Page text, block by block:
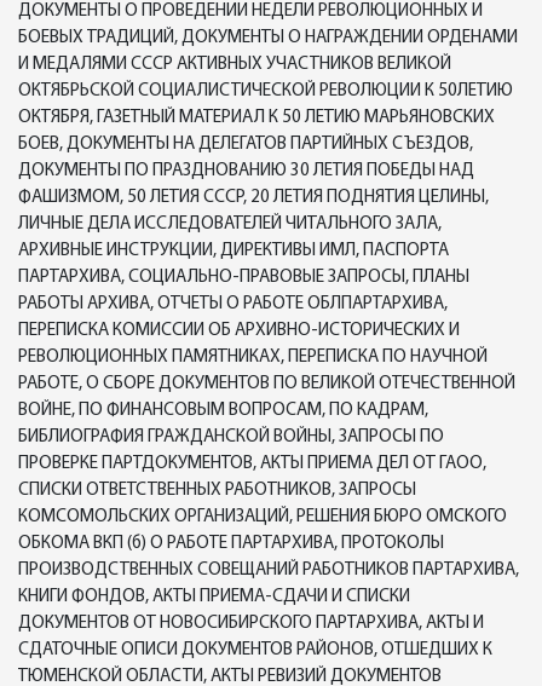
ДОКУМЕНТЫ О ПРОВЕДЕНИИ НЕДЕЛИ РЕВОЛЮЦИОННЫХ И
БОЕВЫХ ТРАДИЦИЙ, ДОКУМЕНТЫ О НАГРАЖДЕНИИ ОРДЕНАМИ
И МЕДАЛЯМИ СССР АКТИВНЫХ УЧАСТНИКОВ ВЕЛИКОЙ
ОКТЯБРЬСКОЙ СОЦИАЛИСТИЧЕСКОЙ РЕВОЛЮЦИИ К 50ЛЕТИЮ
ОКТЯБРЯ, ГАЗЕТНЫЙ МАТЕРИАЛ К 50 ЛЕТИЮ МАРЬЯНОВСКИХ
БОЕВ, ДОКУМЕНТЫ НА ДЕЛЕГАТОВ ПАРТИЙНЫХ СЪЕЗДОВ,
ДОКУМЕНТЫ ПО ПРАЗДНОВАНИЮ 30 ЛЕТИЯ ПОБЕДЫ НАД
ФАШИЗМОМ, 50 ЛЕТИЯ СССР, 20 ЛЕТИЯ ПОДНЯТИЯ ЦЕЛИНЫ,
ЛИЧНЫЕ ДЕЛА ИССЛЕДОВАТЕЛЕЙ ЧИТАЛЬНОГО ЗАЛА,
АРХИВНЫЕ ИНСТРУКЦИИ, ДИРЕКТИВЫ ИМЛ, ПАСПОРТА
ПАРТАРХИВА, СОЦИАЛЬНО-ПРАВОВЫЕ ЗАПРОСЫ, ПЛАНЫ
РАБОТЫ АРХИВА, ОТЧЕТЫ О РАБОТЕ ОБЛПАРТАРХИВА,
ПЕРЕПИСКА КОМИССИИ ОБ АРХИВНО-ИСТОРИЧЕСКИХ И
РЕВОЛЮЦИОННЫХ ПАМЯТНИКАХ, ПЕРЕПИСКА ПО НАУЧНОЙ
РАБОТЕ, О СБОРЕ ДОКУМЕНТОВ ПО ВЕЛИКОЙ ОТЕЧЕСТВЕННОЙ
ВОЙНЕ, ПО ФИНАНСОВЫМ ВОПРОСАМ, ПО КАДРАМ,
БИБЛИОГРАФИЯ ГРАЖДАНСКОЙ ВОЙНЫ, ЗАПРОСЫ ПО
ПРОВЕРКЕ ПАРТДОКУМЕНТОВ, АКТЫ ПРИЕМА ДЕЛ ОТ ГАОО,
СПИСКИ ОТВЕТСТВЕННЫХ РАБОТНИКОВ, ЗАПРОСЫ
КОМСОМОЛЬСКИХ ОРГАНИЗАЦИЙ, РЕШЕНИЯ БЮРО ОМСКОГО
ОБКОМА ВКП (б) О РАБОТЕ ПАРТАРХИВА, ПРОТОКОЛЫ
ПРОИЗВОДСТВЕННЫХ СОВЕЩАНИЙ РАБОТНИКОВ ПАРТАРХИВА,
КНИГИ ФОНДОВ, АКТЫ ПРИЕМА-СДАЧИ И СПИСКИ
ДОКУМЕНТОВ ОТ НОВОСИБИРСКОГО ПАРТАРХИВА, АКТЫ И
СДАТОЧНЫЕ ОПИСИ ДОКУМЕНТОВ РАЙОНОВ, ОТШЕДШИХ К
ТЮМЕНСКОЙ ОБЛАСТИ, АКТЫ РЕВИЗИЙ ДОКУМЕНТОВ